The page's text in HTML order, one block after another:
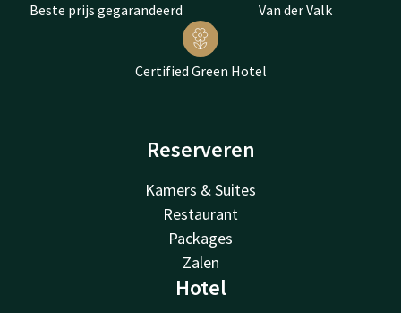
Beste prijs gegarandeerd Van der Valk
Certified Green Hotel
Reserveren
Kamers & Suites
Restaurant
Packages
Zalen
Hotel